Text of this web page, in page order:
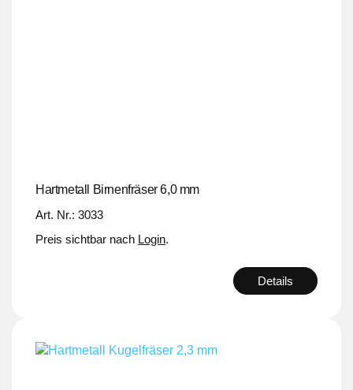
Hartmetall Birnenfräser 6,0 mm
Art. Nr.: 3033
Preis sichtbar nach Login.
Details